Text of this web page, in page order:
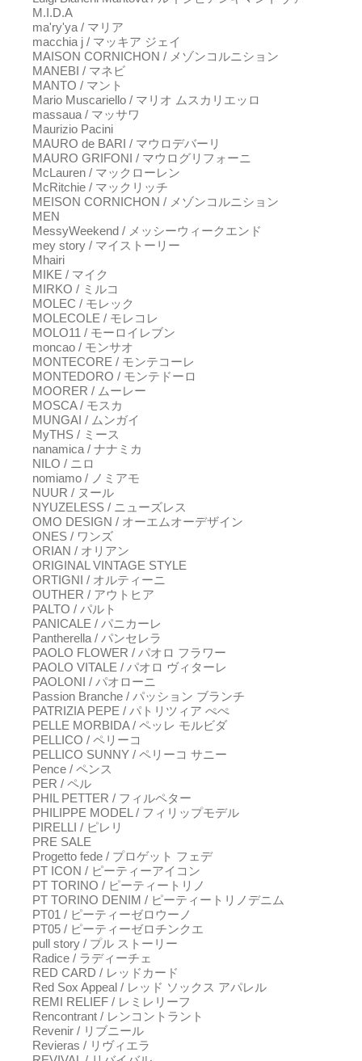
M.I.D.A
ma'ry'ya / マリア
macchia j / マッキア ジェイ
MAISON CORNICHON / メゾンコルニション
MANEBI / マネビ
MANTO / マント
Mario Muscariello / マリオ ムスカリエッロ
massaua / マッサワ
Maurizio Pacini
MAURO de BARI / マウロデバーリ
MAURO GRIFONI / マウログリフォーニ
McLauren / マックローレン
McRitchie / マックリッチ
MEISON CORNICHON / メゾンコルニション
MEN
MessyWeekend / メッシーウィークエンド
mey story / マイストーリー
Mhairi
MIKE / マイク
MIRKO / ミルコ
MOLEC / モレック
MOLECOLE / モレコレ
MOLO11 / モーロイレブン
moncao / モンサオ
MONTECORE / モンテコーレ
MONTEDORO / モンテドーロ
MOORER / ムーレー
MOSCA / モスカ
MUNGAI / ムンガイ
MyTHS / ミース
nanamica / ナナミカ
NILO / ニロ
nomiamo / ノミアモ
NUUR / ヌール
NYUZELESS / ニューズレス
OMO DESIGN / オーエムオーデザイン
ONES / ワンズ
ORIAN / オリアン
ORIGINAL VINTAGE STYLE
ORTIGNI / オルティーニ
OUTHER / アウトヒア
PALTO / パルト
PANICALE / パニカーレ
Pantherella / パンセレラ
PAOLO FLOWER / パオロ フラワー
PAOLO VITALE / パオロ ヴィターレ
PAOLONI / パオローニ
Passion Branche / パッション ブランチ
PATRIZIA PEPE / パトリツィア ぺぺ
PELLE MORBIDA / ペッレ モルビダ
PELLICO / ペリーコ
PELLICO SUNNY / ペリーコ サニー
Pence / ペンス
PER / ペル
PHIL PETTER / フィルペター
PHILIPPE MODEL / フィリップモデル
PIRELLI / ピレリ
PRE SALE
Progetto fede / プロゲット フェデ
PT ICON / ピーティーアイコン
PT TORINO / ピーティートリノ
PT TORINO DENIM / ピーティートリノデニム
PT01 / ピーティーゼロウーノ
PT05 / ピーティーゼロチンクエ
pull story / プル ストーリー
Radice / ラディーチェ
RED CARD / レッドカード
Red Sox Appeal / レッド ソックス アパレル
REMI RELIEF / レミレリーフ
Rencontrant / レンコントラント
Revenir / リブニール
Revieras / リヴィエラ